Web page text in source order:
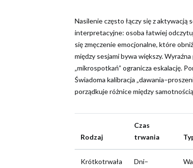
Nasilenie często łączy się z
interpretacyjne: osoba łatwiej
się zmęczenie emocjonalne, które
między sesjami bywa większy.
„mikrospotkań” ogranicza eskalację.
Świadoma kalibracja
porządkuje różnice między
Rodzaj
Czas
trwania
Krótkotrwała
Dni–